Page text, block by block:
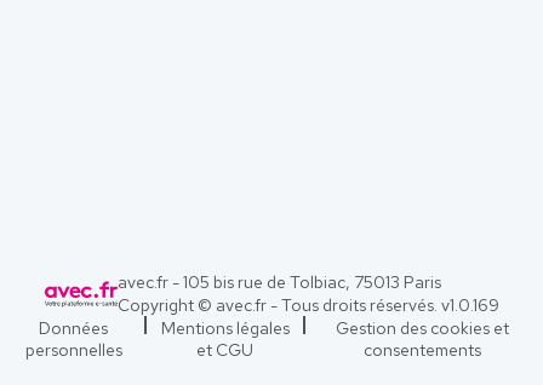
avec.fr - 105 bis rue de Tolbiac, 75013 Paris
Copyright © avec.fr - Tous droits réservés. v1.0.169
Données
personnelles
Mentions légales
et CGU
Gestion des cookies et
consentements